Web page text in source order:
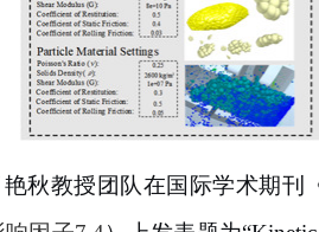
艳秋教授团队在国际学术期刊